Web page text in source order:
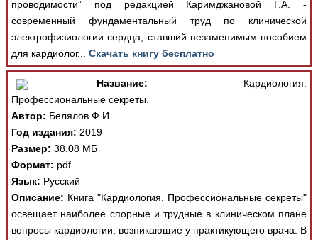
проводимости” под редакцией Каримджановой Г.А. -
современный фундаментальный труд по клинической
электрофизиологии сердца, ставший незаменимым пособием
для кардиолог... Скачать книгу бесплатно
Название: Кардиология.
Профессиональные секреты.
Автор: Белялов Ф.И.
Год издания: 2019
Размер: 38.08 МБ
Формат: pdf
Язык: Русский
Описание: Книга "Кардиология. Профессиональные секреты"
освещает наиболее спорные и трудные в клиническом плане
вопросы кардиологии, возникающие у практикующего врача. В